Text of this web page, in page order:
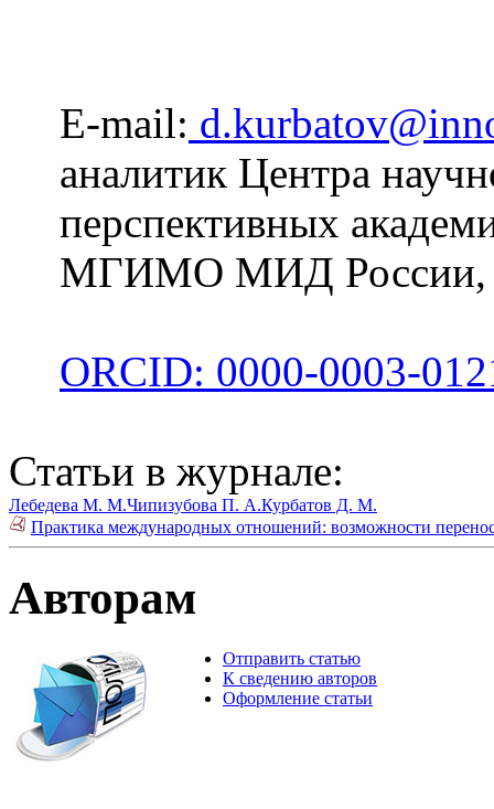
E-mail:
аналитик Центра
перспективных
МГИМО МИД России,
ORCID: 0000-0003-
Статьи в журнале:
Лебедева М. М.Чипизубова П. А.Курбатов Д. М.
Практика международных отношений: возможности
Авторам
Отправить статью
К сведению авторов
Оформление статьи